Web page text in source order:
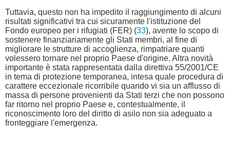
Tuttavia, questo non ha impedito il raggiungimento di alcuni
risultati significativi tra cui sicuramente l'istituzione del
Fondo europeo per i rifugiati (FER) (33), avente lo scopo di
sostenere finanziariamente gli Stati membri, al fine di
migliorare le strutture di accoglienza, rimpatriare quanti
volessero tornare nel proprio Paese d'origine. Altra novità
importante è stata rappresentata dalla direttiva 55/2001/CE
in tema di protezione temporanea, intesa quale procedura di
carattere eccezionale ricorribile quando vi sia un afflusso di
massa di persone provenienti da Stati terzi che non possono
far ritorno nel proprio Paese e, contestualmente, il
riconoscimento loro del diritto di asilo non sia adeguato a
fronteggiare l'emergenza.